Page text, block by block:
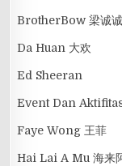
BrotherBow 梁诚诚
Da Huan 大欢
Ed Sheeran
Event Dan
Faye Wong 王菲
Hai Lai A Mu 海来